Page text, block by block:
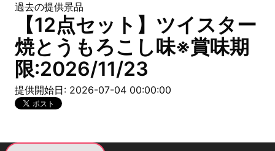
過去の提供景品
【12点セット】ツイスター
焼とうもろこし味※賞味期
限:2026/11/23
提供開始日: 2026-07-04 00:00:00